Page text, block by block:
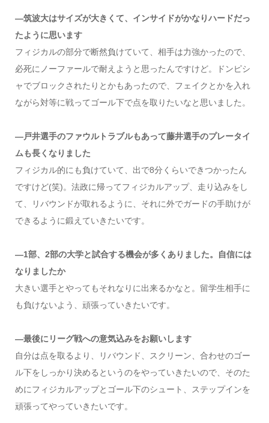
―筑波大はサイズが大きくて、インサイドがかなりハードだっ
たように思います
フィジカルの部分で断然負けていて、相手は力強かったので、
必死にノーファールで耐えようと思ったんですけど。ドンピシ
ャでブロックされたりとかもあったので、フェイクとかを入れ
ながら対等に戦ってゴール下で点を取りたいなと思いました。
―戸井選手のファウルトラブルもあって藤井選手のプレータイ
ムも長くなりました
フィジカル的にも負けていて、出で8分くらいできつかったん
ですけど(笑)。法政に帰ってフィジカルアップ、走り込みをし
て、リバウンドが取れるように、それに外でガードの手助けが
できるように鍛えていきたいです。
―1部、2部の大学と試合する機会が多くありました。自信には
なりましたか
大きい選手とやってもそれなりに出来るかなと。留学生相手に
も負けないよう、頑張っていきたいです。
―最後にリーグ戦への意気込みをお願いします
自分は点を取るより、リバウンド、スクリーン、合わせのゴー
ル下をしっかり決めるというのをやっていきたいので、そのた
めにフィジカルアップとゴール下のシュート、ステップインを
頑張ってやっていきたいです。